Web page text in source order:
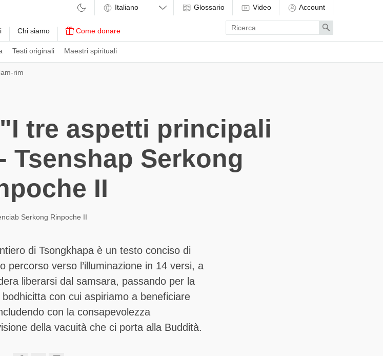
Testi originali Maestri spirituali
Chi siamo Come donare
Glossario Video Account
Enter
search
term
Search
rim
tre aspetti principali
Tsenshap Serkong
II
Serkong Rinpoche II
di Tsongkhapa è un testo conciso di
percorso verso l’illuminazione in 14 versi, a
liberarsi dal samsara, passando per la
con cui aspiriamo a beneficiare
con la consapevolezza
della vacuità che ci porta alla Buddità.